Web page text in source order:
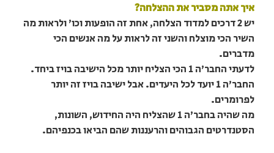
איך אתה מסביר את ההצלחה?
יש 2 דרכים למדוד הצלחה, אחת זה הופעות וכו' ולראות מה
השיר הכי מוצלח והשני זה לראות על מה אנשים הכי
מדברים.
לדעתי החבר'ה 1 הכי הצליח יותר מכל הישיבה בויז ביחד.
החבר'ה 1 יועד לכל היעדים. אבל ישיבה בויז זה יותר
לפרומרים.
מה שהיה בחבר'ה 1 שהצליח היה החידוש, השונות,
הסטנדרטים הגבוהים והרעננות שהם הביאו בכנפיהם.